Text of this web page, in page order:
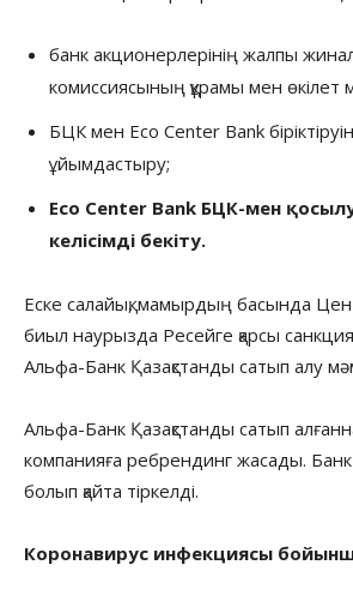
банк акционерлерінің жалпы
комиссиясының құрамы мен өкілет
БЦК мен Eco Center Bank біріктіруін
ұйымдастыру;
Eco Center Bank БЦК-мен
келісімді бекіту.
Еске салайық, мамырдың басында
биыл наурызда Ресейге қарсы
Альфа-Банк Қазақстанды сатып алу
Альфа-Банк Қазақстанды сатып
компанияға ребрендинг жасады.
болып қайта тіркелді.
Коронавирус инфекциясы